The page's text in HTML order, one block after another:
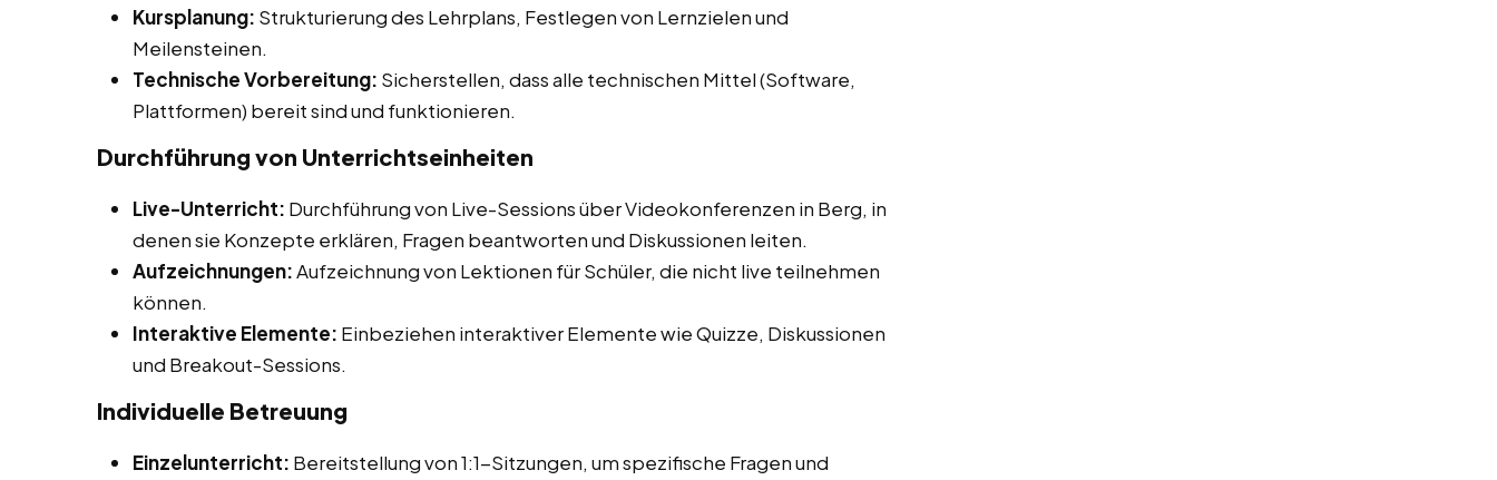
Kursplanung: Strukturierung des Lehrplans, Festlegen von Lernzielen und
Meilensteinen.
Technische Vorbereitung: Sicherstellen, dass alle technischen Mittel (Software,
Plattformen) bereit sind und funktionieren.
Durchführung von Unterrichtseinheiten
Live-Unterricht: Durchführung von Live-Sessions über Videokonferenzen in Berg, in
denen sie Konzepte erklären, Fragen beantworten und Diskussionen leiten.
Aufzeichnungen:Aufzeichnung von Lektionen für Schüler, die nicht live teilnehmen
können.
Interaktive Elemente: Einbeziehen interaktiver Elemente wie Quizze, Diskussionen
und Breakout-Sessions.
Individuelle Betreuung
Einzelunterricht: Bereitstellung von 1:1-Sitzungen, um spezifische Fragen und